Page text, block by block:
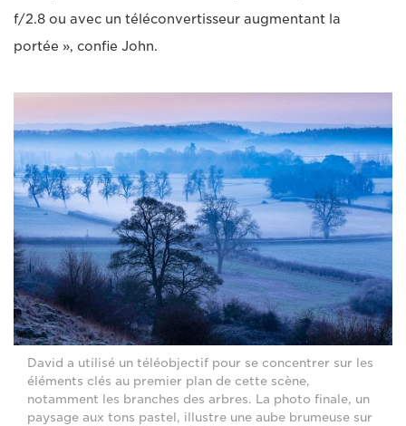
f/2.8 ou avec un téléconvertisseur augmentant la
portée », confie John.
David a utilisé un téléobjectif pour se concentrer sur les
éléments clés au premier plan de cette scène,
notamment les branches des arbres. La photo finale, un
paysage aux tons pastel, illustre une aube brumeuse sur